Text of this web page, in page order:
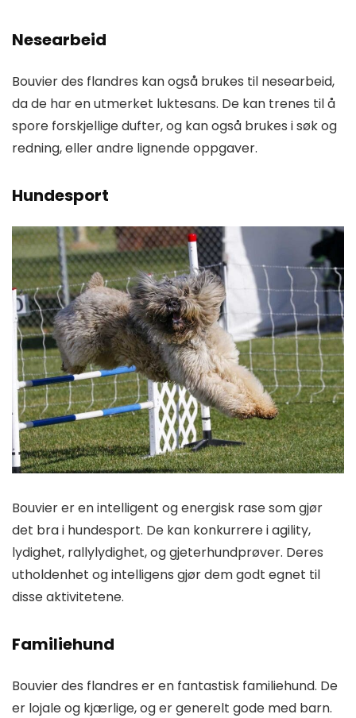
Nesearbeid
Bouvier des flandres kan også brukes til nesearbeid,
da de har en utmerket luktesans. De kan trenes til å
spore forskjellige dufter, og kan også brukes i søk og
redning, eller andre lignende oppgaver.
Hundesport
Bouvier er en intelligent og energisk rase som gjør
det bra i hundesport. De kan konkurrere i agility,
lydighet, rallylydighet, og gjeterhundprøver. Deres
utholdenhet og intelligens gjør dem godt egnet til
disse aktivitetene.
Familiehund
Bouvier des flandres er en fantastisk familiehund. De
er lojale og kjærlige, og er generelt gode med barn.